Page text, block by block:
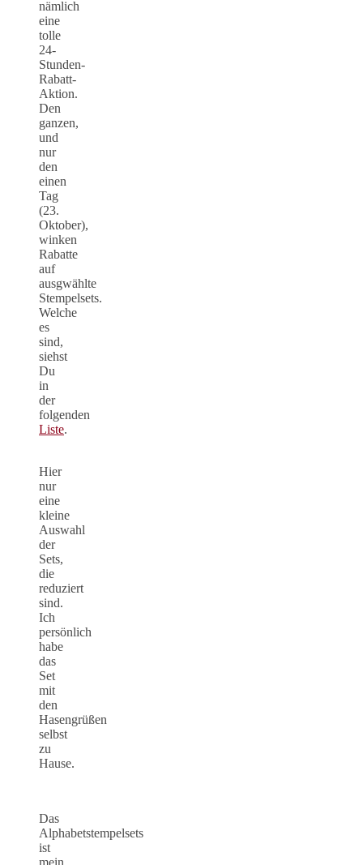
nämlich
eine
tolle
24-
Stunden-
Rabatt-
Aktion.
Den
ganzen,
und
nur
den
einen
Tag
(23.
Oktober),
winken
Rabatte
auf
ausgwählte
Stempelsets.
Welche
es
sind,
siehst
Du
in
der
folgenden
Liste.
Hier
nur
eine
kleine
Auswahl
der
Sets,
die
reduziert
sind.
Ich
persönlich
habe
das
Set
mit
den
Hasengrüßen
selbst
zu
Hause.
Das
Alphabetstempelsets
ist
mein